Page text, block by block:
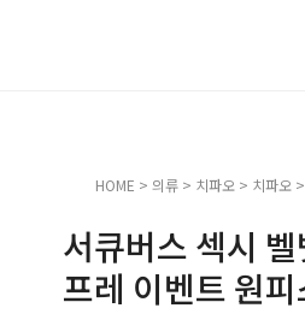
HOME > 의류 > 치파오 > 치파오
서큐버스 섹시
프레 이벤트 원